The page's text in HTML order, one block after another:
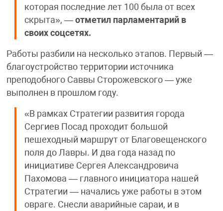
которая последние лет 100 была от всех
скрыта», —отметил парламентарий в
своих соцсетях.
Работы разбили на несколько этапов. Первый —
благоустройство территории источника
преподобного Саввы Сторожевского — уже
выполнен в прошлом году.
«В рамках Стратегии развития города
Сергиев Посад проходит большой
пешеходный маршрут от Благовещенского
поля до Лавры. И два года назад по
инициативе Сергея Александровича
Пахомова — главного инициатора нашей
Стратегии — начались уже работы в этом
овраге. Снесли аварийные сараи, и в